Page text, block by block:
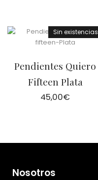
Sin existencias
Pendientes Quiero
Fifteen Plata
45,00€
Nosotros